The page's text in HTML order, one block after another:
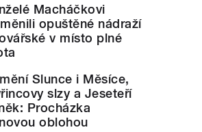
Macháčkovi
opuštěné nádraží
v místo plné
Slunce i Měsíce,
slzy a Jeseteří
Procházka
oblohou